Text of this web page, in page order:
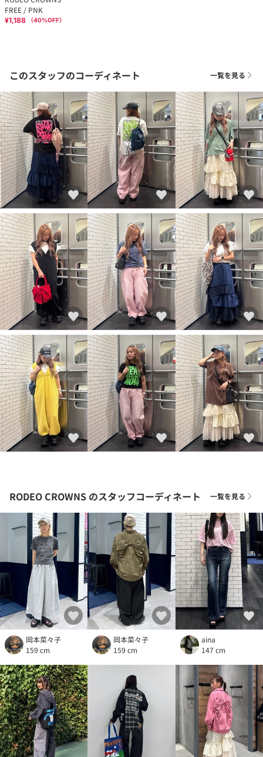
FREE / PNK
¥1,188 （40%OFF）
このスタッフのコーディネート 一覧を見る
RODEO CROWNS のスタッフコーディネート 一覧を見る
岡本菜々子
159 cm
岡本菜々子
159 cm
aina
147 cm